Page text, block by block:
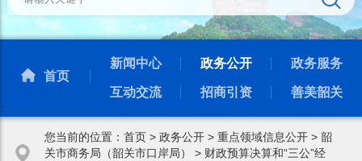
首页
新闻中心 政务公开 政务服务
互动交流 招商引资 善美韶关
您当前的位置： 首页> 政务公开> 重点领域信息公开> 韶
关市商务局（韶关市口岸局）
> 财政预算决算和“三公”经